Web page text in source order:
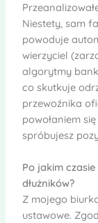
Niestety, sam
powoduje
wierzyciel
algorytmy
co skutkuje
przewoźnika
powołaniem
spróbujesz
Po jakim
dłużników?
Z mojego
ustawowe.